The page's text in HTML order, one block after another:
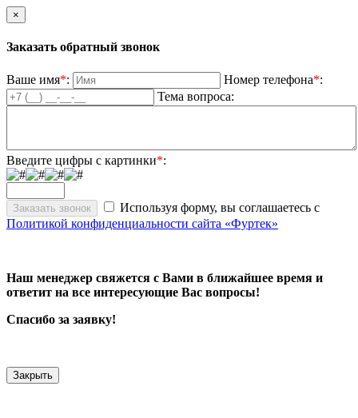
×
Заказать обратный звонок
Ваше имя*: Номер телефона*:
Тема вопроса:
Введите цифры с картинки*:
Используя форму, вы соглашаетесь с
Политикой конфиденциальности сайта «Фуртек»
Наш менеджер свяжется с Вами в ближайшее время и
ответит на все интересующие Вас вопросы!
Спасибо за заявку!
Закрыть